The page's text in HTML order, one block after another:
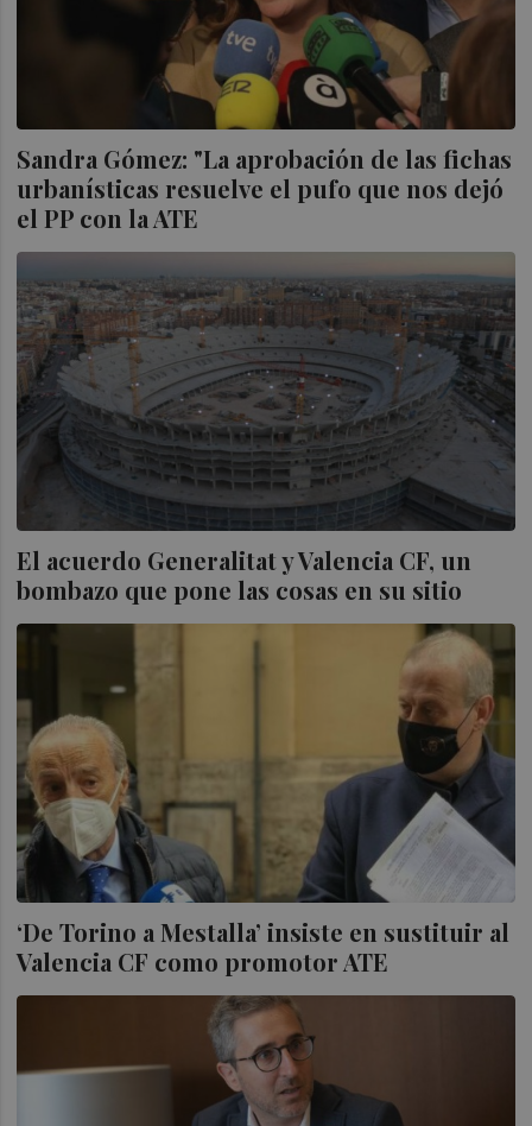
Sandra Gómez: "La aprobación de las fichas
urbanísticas resuelve el pufo que nos dejó
el PP con la ATE
El acuerdo Generalitat y Valencia CF, un
bombazo que pone las cosas en su sitio
‘De Torino a Mestalla’ insiste en sustituir al
Valencia CF como promotor ATE